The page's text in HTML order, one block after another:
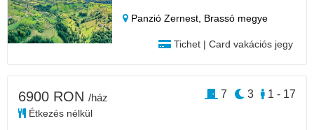
Panzió Zernest, Brassó megye
Tichet | Card vakációs jegy
6900 RON /ház
Étkezés nélkül
1 - 17
3
7